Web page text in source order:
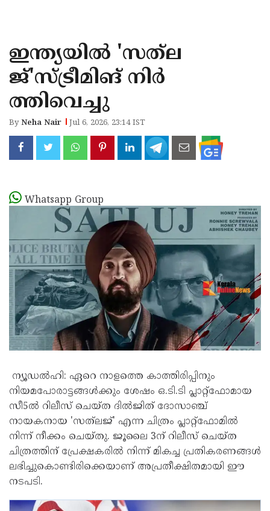
KANNUR
KASARAGOD
ഇന്ത്യയിൽ 'സത്‌ല
ജ്'സ്ട്രീമിങ് നിർ
ത്തിവെച്ചു
ByNeha Nair Jul 6, 2026, 23:14 IST
Whatsapp Group
ന്യൂഡൽഹി: ഏറെ നാളത്തെ കാത്തിരിപ്പിനും
നിയമപോരാട്ടങ്ങൾക്കും ശേഷം ഒ.ടി.ടി പ്ലാറ്റ്‌ഫോമായ
സീ5ൽ റിലീസ് ചെയ്ത ദിൽജിത് ദോസാഞ്ച്
നായകനായ 'സത്‌ലജ്' എന്ന ചിത്രം പ്ലാറ്റ്‌ഫോമിൽ
നിന്ന് നീക്കം ചെയ്തു. ജൂലൈ 3ന് റിലീസ് ചെയ്ത
ചിത്രത്തിന് പ്രേക്ഷകരിൽ നിന്ന് മികച്ച പ്രതികരണങ്ങൾ
ലഭിച്ചുകൊണ്ടിരിക്കെയാണ് അപ്രതീക്ഷിതമായി ഈ
നടപടി.